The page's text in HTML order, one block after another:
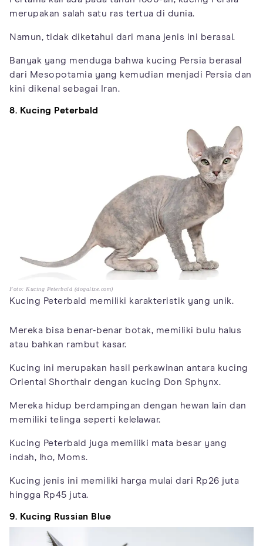
merupakan salah satu ras tertua di dunia.
Namun, tidak diketahui dari mana jenis ini berasal.
Banyak yang menduga bahwa kucing Persia berasal
dari Mesopotamia yang kemudian menjadi Persia dan
kini dikenal sebagai Iran.
8. Kucing Peterbald
Foto: Kucing Peterbald (dogalize.com)
Kucing Peterbald memiliki karakteristik yang unik.
Mereka bisa benar-benar botak, memiliki bulu halus
atau bahkan rambut kasar.
Kucing ini merupakan hasil perkawinan antara kucing
Oriental Shorthair dengan kucing Don Sphynx.
Mereka hidup berdampingan dengan hewan lain dan
memiliki telinga seperti kelelawar.
Kucing Peterbald juga memiliki mata besar yang
indah, lho, Moms.
Kucing jenis ini memiliki harga mulai dari Rp26 juta
hingga Rp45 juta.
9. Kucing Russian Blue